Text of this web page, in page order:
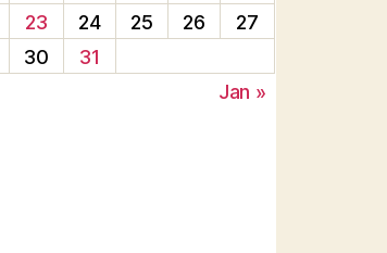
23 24 25 26
27
30
31
Jan »